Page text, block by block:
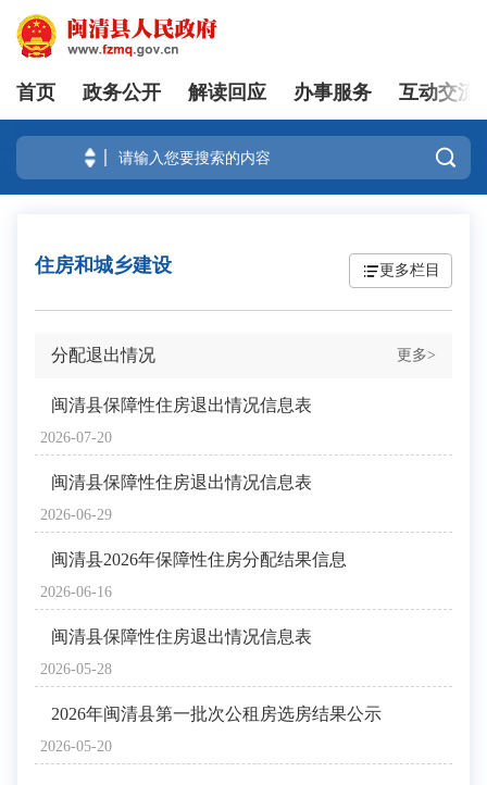
登录
首页 政务公开 解读回应 办事服务 互动交流

住房和城乡建设 更多栏目
分配退出情况 更多>
2026-07-20
闽清县保障性住房退出情况信息表
2026-06-29
闽清县保障性住房退出情况信息表
2026-06-16
闽清县2026年保障性住房分配结果信息
2026-05-28
闽清县保障性住房退出情况信息表
2026-05-20
2026年闽清县第一批次公租房选房结果公示